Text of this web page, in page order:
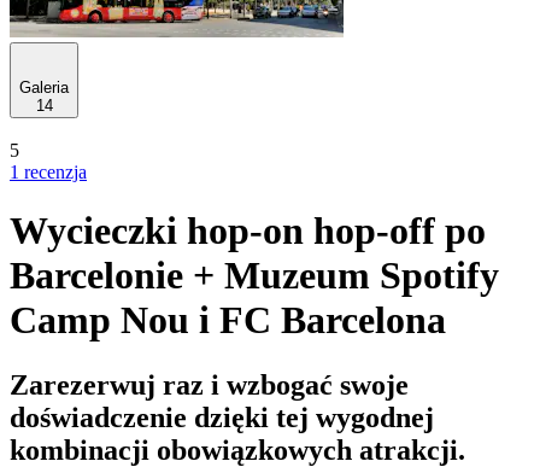
Galeria
14
5
1 recenzja
Wycieczki hop-on hop-off po
Barcelonie + Muzeum Spotify
Camp Nou i FC Barcelona
Zarezerwuj raz i wzbogać swoje
doświadczenie dzięki tej wygodnej
kombinacji obowiązkowych atrakcji.